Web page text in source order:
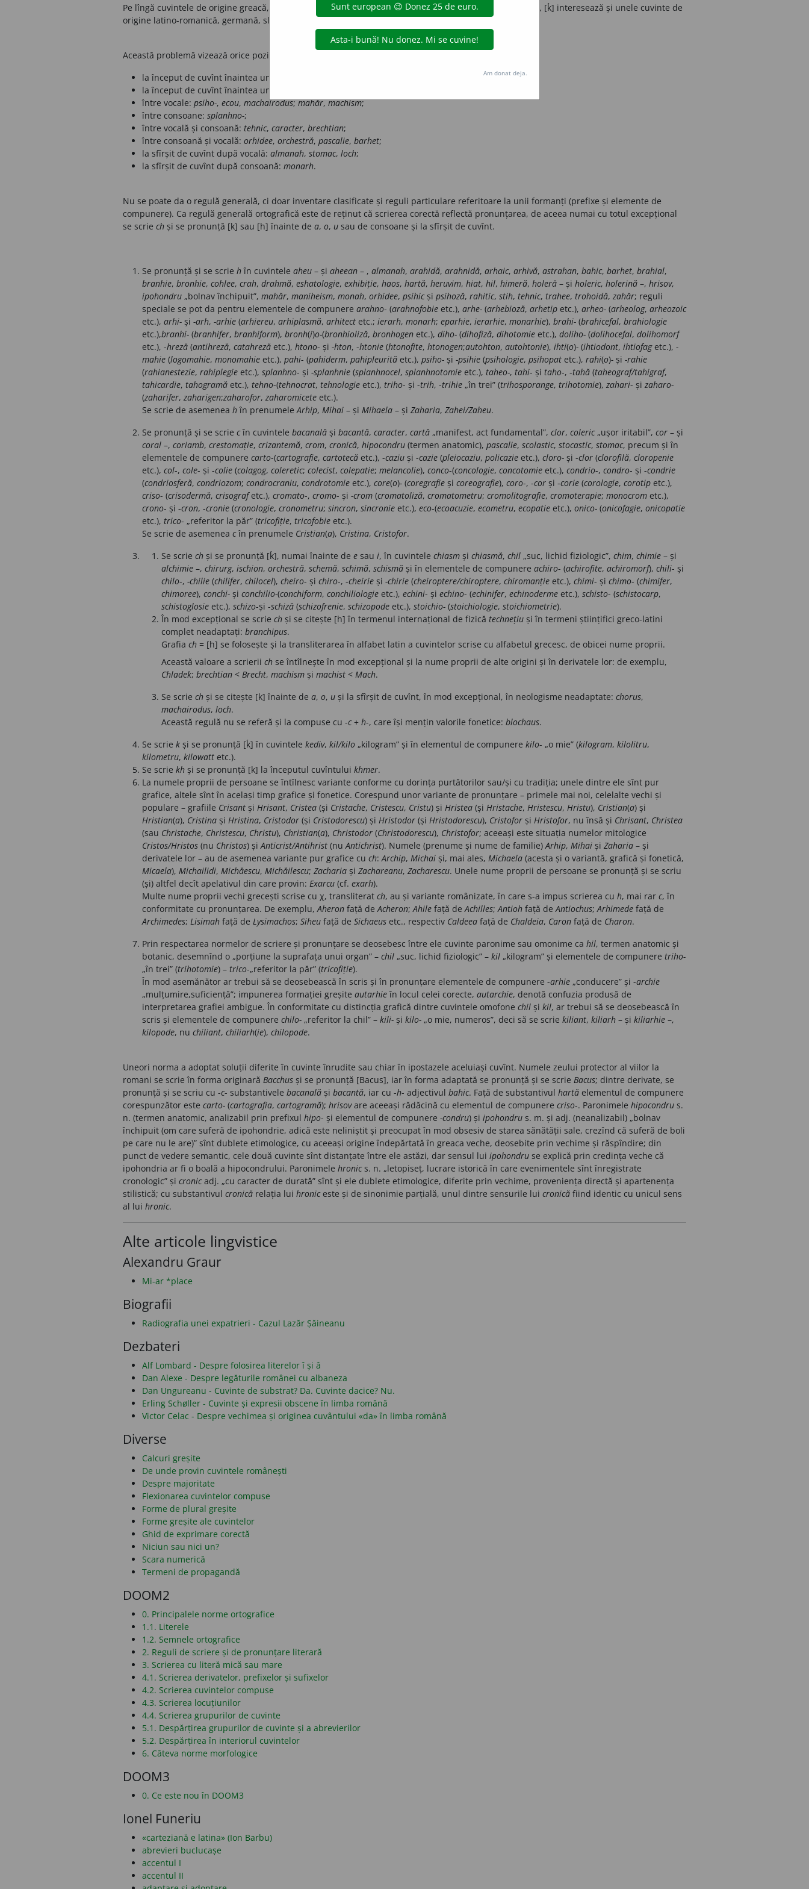
Pe lîngă cuvintele de origine greacă, problema scrierii cuhsauc,ch,k ,khși a pronunțării cu [h] sau [k], [ḱ] interesează și unele cuvinte de
origine latino-romanică, germană, slavă și orientală.
Această problemă vizează orice poziție în cuvînt:
la început de cuvînt înaintea unei vocale:
la început de cuvînt înaintea unei consoane:
între vocale: psiho-, ecou, machairodus;mahăr,machism;
între consoane: splanhno-;
între vocală și consoană: tehnic, caracter, brechtian;
între consoană și vocală: orhidee, orchestră, pascalie, barhet;
la sfîrșit de cuvînt după vocală: almanah, stomac, loch;
la sfîrșit de cuvînt după consoană: monarh.
Nu se poate da o regulă generală, ci doar inventare clasificate și reguli particulare referitoare la unii formanți (prefixe și elemente de
compunere). Ca regulă generală ortografică este de reținut că scrierea corectă reflectă pronunțarea, de aceea numai cu totul excepțional
se scrie ch și se pronunță [k] sau [h] înainte de a, o, u sau de consoane și la sfîrșit de cuvînt.
Se pronunță și se scrie hîn cuvintele aheu – și aheean – , almanah, arahidă, arahnidă, arhaic, arhivă, astrahan, bahic, barhet, brahial,
branhie, bronhie, cohlee, crah, drahmă, eshatologie, exhibiție, haos, hartă, heruvim, hiat, hil, himeră, holeră – și holeric, holerină –, hrisov,
ipohondru „bolnav închipuit”, mahăr, maniheism, monah, orhidee, psihicși psihoză, rahitic, stih, tehnic, trahee, trohoidă, zahăr; reguli
speciale se pot da pentru elementele de compunere arahno- (arahnofobie etc.), arhe- (arhebioză, arhetip etc.), arheo- (arheolog, arheozoic
etc.), arhi- și -arh, -arhie (arhiereu, arhiplasmă, arhitect etc.; ierarh, monarh; eparhie, ierarhie, monarhie), brahi- (brahicefal, brahiologie
etc.),branhi- (branhifer, branhiform), bronh(i)o-(bronhioliză, bronhogen etc.), diho- (dihofiză, dihotomie etc.), doliho- (dolihocefal, dolihomorf
etc.), -hreză (antihreză, catahreză etc.), htono- și -hton, -htonie (htonofite, htonogen;autohton, autohtonie), ihti(o)- (ihtiodont, ihtiofagetc.), -
mahie (logomahie, monomahie etc.), pahi- (pahiderm, pahipleurită etc.), psiho- și -psihie (psihologie, psihopat etc.), rahi(o)- și -rahie
(rahianestezie, rahiplegie etc.), splanhno- și -splanhnie (splanhnocel, splanhnotomie etc.), taheo-, tahi- și taho-, -tahă (taheograf/tahigraf,
tahicardie, tahogramă etc.), tehno-(tehnocrat, tehnologie etc.), triho- și -trih, -trihie „în trei” (trihosporange, trihotomie), zahari- și zaharo-
(zaharifer, zaharigen;zaharofor, zaharomicete etc.).
Se scrie de asemenea hîn prenumeleArhip, Mihai – și Mihaela – și Zaharia, Zahei/Zaheu.
Se pronunță și se scrie cîn cuvintele bacanală și bacantă, caracter, cartă „manifest, act fundamental”, clor, coleric „ușor iritabil”, cor – și
coral –, coriamb, crestomație, crizantemă, crom, cronică, hipocondru (termen anatomic), pascalie, scolastic, stocastic, stomac, precum și în
elementele de compunere carto-(cartografie, cartotecă etc.), -caziu și -cazie (pleiocaziu, policazie etc.), cloro- și -clor (clorofilă, cloropenie
etc.), col-, cole- și -colie (colagog, coleretic; colecist, colepatie; melancolie), conco-(concologie, concotomie etc.), condrio-, condro- și -condrie
(condriosferă, condriozom; condrocraniu, condrotomie etc.), core(o)- (coregrafie și coreografie), coro-, -cor și -corie (corologie, corotip etc.),
criso- (crisodermă, crisografetc.), cromato-, cromo- și -crom (cromatoliză, cromatometru; cromolitografie, cromoterapie; monocrom etc.),
crono- și -cron, -cronie (cronologie, cronometru; sincron, sincronie etc.), eco-(ecoacuzie, ecometru, ecopatie etc.), onico- (onicofagie, onicopatie
etc.), trico- „referitor la păr” (tricofiție, tricofobie etc.).
Se scrie de asemenea cîn prenumele Cristian(a), Cristina, Cristofor.
Se scrie ch și se pronunță [ḱ], numai înainte de e sau i, în cuvintele chiasm și chiasmă, chil „suc, lichid fiziologic”, chim, chimie – și
alchimie –, chirurg, ischion, orchestră, schemă, schimă, schismă și în elementele de compunere achiro- (achirofite, achiromorf), chili- și
chilo-, -chilie (chilifer, chilocel), cheiro- și chiro-, -cheirie și -chirie (cheiroptere/chiroptere, chiromanție etc.), chimi- și chimo- (chimifer,
chimoree), conchi- și conchilio-(conchiform, conchiliologie etc.), echini- și echino- (echinifer, echinoderme etc.), schisto- (schistocarp,
schistoglosie etc.), schizo-și -schiză (schizofrenie, schizopode etc.), stoichio- (stoichiologie, stoichiometrie).
În mod excepțional se scrie ch și se citește [h] în termenul internațional de fizică technețiu și în termeni științifici greco-latini
complet neadaptați: branchipus.
Grafia ch = [h] se folosește și la transliterarea în alfabet latin a cuvintelor scrise cu alfabetul grecesc, de obicei nume proprii.
Această valoare a scrierii ch se întîlnește în mod excepțional și la nume proprii de alte origini și în derivatele lor: de exemplu,
Chladek; brechtian < Brecht, machism și machist < Mach.
Se scrie ch și se citește [k] înainte de a, o, u și la sfîrșit de cuvînt, în mod excepțional, în neologisme neadaptate: chorus,
machairodus, loch.
Această regulă nu se referă și la compuse cu -c+ h-, care își mențin valorile fonetice: blochaus.
Se scrie k și se pronunță [ḱ] în cuvintele kediv, kil/kilo „kilogram” și în elementul de compunere kilo- „o mie” (kilogram, kilolitru,
kilometru, kilowatt etc.).
Se scrie kh și se pronunță [k] la începutul cuvîntului khmer.
La numele proprii de persoane se întîlnesc variante conforme cu dorința purtătorilor sau/și cu tradiția; unele dintre ele sînt pur
grafice, altele sînt în același timp grafice și fonetice. Corespund unor variante de pronunțare – primele mai noi, celelalte vechi și
populare – grafiile Crisant și Hrisant, Cristea (și Cristache, Cristescu, Cristu) și Hristea (și Hristache, Hristescu, Hristu), Cristian(a) și
Hristian(a), Cristina și Hristina, Cristodor (și Cristodorescu) și Hristodor (și Hristodorescu), Cristofor și Hristofor, nu însă și Chrisant, Christea
(sau Christache, Christescu, Christu), Christian(a), Christodor (Christodorescu), Christofor; aceeași este situația numelor mitologice
Cristos/Hristos (nu Christos) și Anticrist/Antihrist (nu Antichrist). Numele (prenume și nume de familie)Arhip, Mihai și Zaharia – și
derivatele lor – au de asemenea variante pur grafice cu ch:Archip, Michai și, mai ales, Michaela (acesta și o variantă, grafică și fonetică,
Micaela), Michailidi, Michăescu, Michăilescu; Zacharia și Zachareanu, Zacharescu. Unele nume proprii de persoane se pronunță și se scriu
(și) altfel decît apelativul din care provin: Exarcu (cf. exarh).
Multe nume proprii vechi grecești scrise cu χ, transliterat ch, au și variante românizate, în care s-a impus scrierea cu h, mai rar c, în
conformitate cu pronunțarea. De exemplu,Aheron față deAcheron;Ahile față de Achilles; Antioh față de Antiochus; Arhimede față de
Archimedes; Lisimah față de Lysimachos; Siheu față de Sichaeus etc., respectiv Caldeea față de Chaldeia, Caron față de Charon.
Prin respectarea normelor de scriere și pronunțare se deosebesc între ele cuvinte paronime sau omonime ca hil, termen anatomic și
botanic, desemnînd o „porțiune la suprafața unui organ” – chil „suc, lichid fiziologic” – kil „kilogram” și elementele de compunere triho-
„în trei” (trihotomie) – trico-„referitor la păr” (tricofiție).
În mod asemănător ar trebui să se deosebească în scris și în pronunțare elementele de compunere -arhie „conducere” și -archie
„mulțumire,suficiență”; impunerea formației greșite autarhieîn locul celei corecte, autarchie, denotă confuzia produsă de
interpretarea grafiei ambigue. În conformitate cu distincția grafică dintre cuvintele omofone chil și kil, ar trebui să se deosebească în
scris și elementele de compunere chilo- „referitor la chil” – kili- și kilo- „o mie, numeros”, deci să se scrie kiliant, kiliarh – și kiliarhie –,
kilopode, nu chiliant, chiliarh(ie), chilopode.
Uneori norma a adoptat soluții diferite în cuvinte înrudite sau chiar în ipostazele aceluiași cuvînt. Numele zeului protector al viilor la
romani se scrie în forma originară Bacchus și se pronunță [Bacus], iar în forma adaptată se pronunță și se scrie Bacus; dintre derivate, se
pronunță și se scriu cu -c- substantivele bacanală și bacantă, iar cu -h- adjectivul bahic. Față de substantivul hartă elementul de compunere
corespunzător este carto- (cartografia, cartogramă); hrisovare aceeași rădăcină cu elementul de compunere criso-. Paronimele hipocondru s.
n. (termen anatomic, analizabil prin prefixul hipo- și elementul de compunere -condru) și ipohondru s. m. și adj. (neanalizabil) „bolnav
închipuit (om care suferă de ipohondrie, adică este neliniștit și preocupat în mod obsesiv de starea sănătății sale, crezînd că suferă de boli
pe care nu le are)” sînt dublete etimologice, cu aceeași origine îndepărtată în greaca veche, deosebite prin vechime și răspîndire; din
punct de vedere semantic, cele două cuvinte sînt distanțate între ele astăzi, dar sensul lui ipohondru se explică prin credința veche că
ipohondria ar fi o boală a hipocondrului. Paronimele hronics. n. „letopiseț, lucrare istorică în care evenimentele sînt înregistrate
cronologic” și cronicadj. „cu caracter de durată” sînt și ele dublete etimologice, diferite prin vechime, proveniența directă și apartenența
stilistică; cu substantivul cronică relația lui hroniceste și de sinonimie parțială, unul dintre sensurile lui cronică fiind identic cu unicul sens
al lui hronic.
Alte articole lingvistice
Alexandru Graur
Mi-ar *place
Biografii
Radiografia unei expatrieri - Cazul Lazăr Șăineanu
Dezbateri
Alf Lombard - Despre folosirea literelor î și â
Dan Alexe - Despre legăturile românei cu albaneza
Dan Ungureanu - Cuvinte de substrat? Da. Cuvinte dacice? Nu.
Erling Schøller - Cuvinte și expresii obscene în limba română
Victor Celac - Despre vechimea și originea cuvântului «da» în limba română
Diverse
Calcuri greșite
De unde provin cuvintele românești
Despre majoritate
Flexionarea cuvintelor compuse
Forme de plural greșite
Forme greșite ale cuvintelor
Ghid de exprimare corectă
Niciun sau nici un?
Scara numerică
Termeni de propagandă
DOOM2
0. Principalele norme ortografice
1.1. Literele
1.2. Semnele ortografice
2. Reguli de scriere și de pronunțare literară
3. Scrierea cu literă mică sau mare
4.1. Scrierea derivatelor, prefixelor și sufixelor
4.2. Scrierea cuvintelor compuse
4.3. Scrierea locuțiunilor
4.4. Scrierea grupurilor de cuvinte
5.1. Despărțirea grupurilor de cuvinte și a abrevierilor
5.2. Despărțirea în interiorul cuvintelor
6. Câteva norme morfologice
DOOM3
0. Ce este nou în DOOM3
Ionel Funeriu
«carteziană e latina» (Ion Barbu)
abrevieri buclucașe
accentul I
accentul II
Am donat deja.